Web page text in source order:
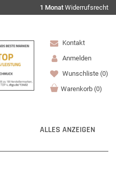
1 Monat Widerrufsrecht
Kontakt
Anmelden
Wunschliste (0)
Warenkorb (0)
ALLES ANZEIGEN